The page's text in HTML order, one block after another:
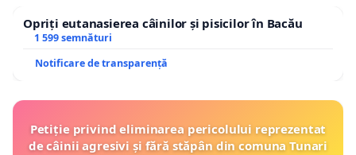
Opriți eutanasierea câinilor și pisicilor în Bacău
1 599 semnături
Notificare de transparență
Petiție privind eliminarea pericolului reprezentat
de câinii agresivi și fără stăpân din comuna Tunari